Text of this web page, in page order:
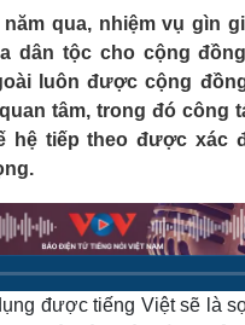
năm qua, nhiệm vụ gìn
dân tộc cho cộng
luôn được cộng
tâm, trong đó công
hệ tiếp theo được xác
được tiếng Việt sẽ là